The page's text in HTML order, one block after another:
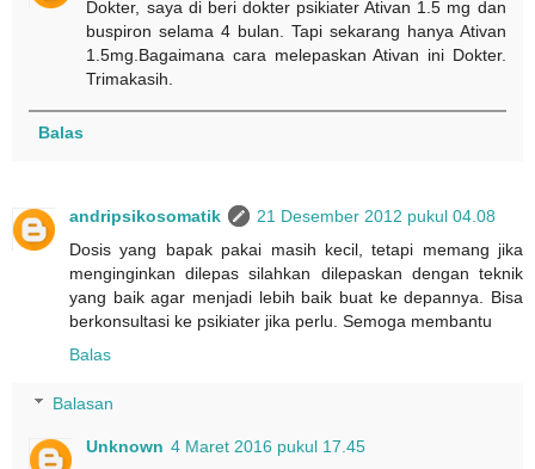
Dokter, saya di beri dokter psikiater Ativan 1.5 mg dan
buspiron selama 4 bulan. Tapi sekarang hanya Ativan
1.5mg.Bagaimana cara melepaskan Ativan ini Dokter.
Trimakasih.
Balas
andripsikosomatik
21 Desember 2012 pukul 04.08
Dosis yang bapak pakai masih kecil, tetapi memang jika
menginginkan dilepas silahkan dilepaskan dengan teknik
yang baik agar menjadi lebih baik buat ke depannya. Bisa
berkonsultasi ke psikiater jika perlu. Semoga membantu
Balas
Balasan
Unknown 4 Maret 2016 pukul 17.45